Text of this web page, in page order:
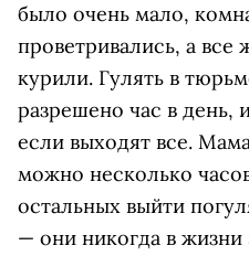
было очень мало,
проветривались, а
курили. Гулять в
разрешено час в день,
если выходят все.
можно несколько
остальных выйти
— они никогда в жизни